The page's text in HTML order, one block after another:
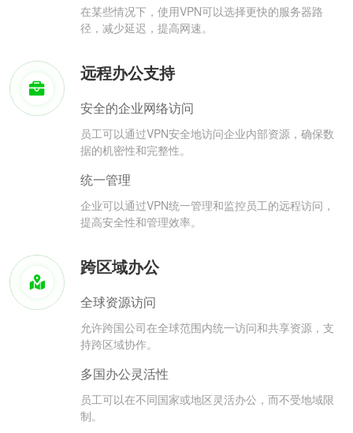
在某些情况下，使用VPN可以选择更快的服务器路
径，减少延迟，提高网速。
远程办公支持
安全的企业网络访问
员工可以通过VPN安全地访问企业内部资源，确保数
据的机密性和完整性。
统一管理
企业可以通过VPN统一管理和监控员工的远程访问，
提高安全性和管理效率。
跨区域办公
全球资源访问
允许跨国公司在全球范围内统一访问和共享资源，支
持跨区域协作。
多国办公灵活性
员工可以在不同国家或地区灵活办公，而不受地域限
制。